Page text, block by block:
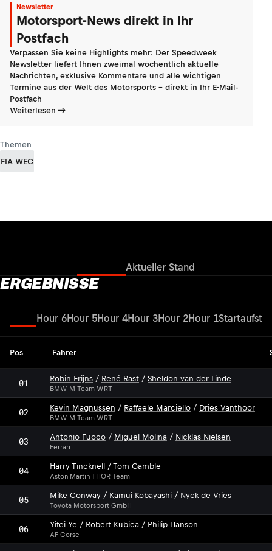
Newsletter
Motorsport-News direkt in Ihr
Postfach
Verpassen Sie keine Highlights mehr: Der Speedweek
Newsletter liefert Ihnen zweimal wöchentlich aktuelle
Nachrichten, exklusive Kommentare und alle wichtigen
Termine aus der Welt des Motorsports - direkt in Ihr E-Mail-
Postfach
Weiterlesen
Themen
FIA WEC
Aktueller Stand
ERGEBNISSE
Hour 6Hour 5Hour 4Hour 3Hour 2Hour 1
Pos Fahrer
01 Robin Frijns / René Rast / Sheldon van der Linde
BMW M Team WRT
02 Kevin Magnussen / Raffaele Marciello / Dries Vanthoor
BMW M Team WRT
03 Antonio Fuoco / Miguel Molina / Nicklas Nielsen
Ferrari
04 Harry Tincknell / Tom Gamble
Aston Martin THOR Team
05 Mike Conway / Kamui Kobayashi / Nyck de Vries
Toyota Motorsport GmbH
06 Yifei Ye / Robert Kubica / Philip Hanson
AF Corse